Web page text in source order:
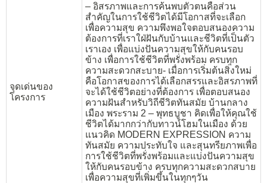
จุดเด่นของ
โครงการ
– อิสรภาพและการค้นพบตัวตนคือส่วน
สำคัญในการใช้ชีวิตได้มีโอกาสที่จะเลือก
เพื่อความสุข ความพึงพอใจตอบสนองความ
ต้องการที่เราใฝ่ฝันกับบ้านและชีวิตที่เป็นตัว
เราเอง เพื่อแบ่งปันความสุขให้กับคนรอบ
ข้าง เพื่อการใช้ชีวิตที่พรั่งพร้อม ครบทุก
ความสะดวกสะบาย- เมื่อการเริ่มต้นสิ่งใหม่
คือโอกาสของการได้เลือกสรรและอิสรภาพที่
จะได้ใช้ชีวิตอย่างที่ต้องการ เพื่อตอบสนอง
ความฝันสำหรับวิถีชีวิตทันสมัย บ้านกลาง
เมือง พระราม 2 – พุทธบูชา คิดเพื่อให้คุณใช้
ชีวิตได้มากกว่ากับทาวน์โฮมในเมือง ด้วย
แนวคิด MODERN EXPRESSION ความ
ทันสมัย ความประทับใจ และสุนทรียภาพเพื่อ
การใช้ชีวิตที่พรั่งพร้อมและแบ่งปันความสุข
ให้กับคนรอบข้าง ครบทุกความสะดวกสบาย
เพื่อความสุขที่เพิ่มขึ้นในทุกๆวัน